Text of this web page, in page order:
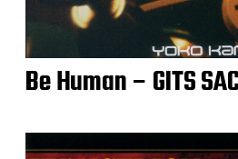
Be Human – GITS